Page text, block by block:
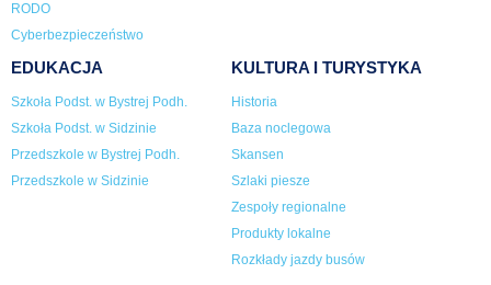
RODO
Cyberbezpieczeństwo
EDUKACJA
Szkoła Podst. w Bystrej Podh.
Szkoła Podst. w Sidzinie
Przedszkole w Bystrej Podh.
Przedszkole w Sidzinie
KULTURA I TURYSTYKA
Historia
Baza noclegowa
Skansen
Szlaki piesze
Zespoły regionalne
Produkty lokalne
Rozkłady jazdy busów